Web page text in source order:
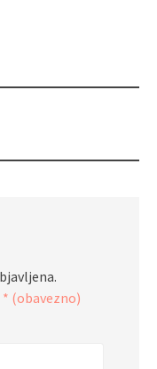
* (obavezno)